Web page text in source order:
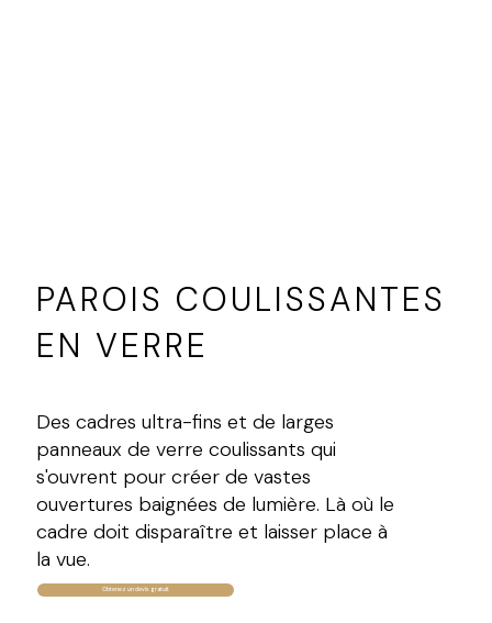
PAROIS COULISSANTES
EN VERRE
Des cadres ultra-fins et de larges
panneaux de verre coulissants qui
s'ouvrent pour créer de vastes
ouvertures baignées de lumière. Là où le
cadre doit disparaître et laisser place à
la vue.
Obtenez un devis gratuit